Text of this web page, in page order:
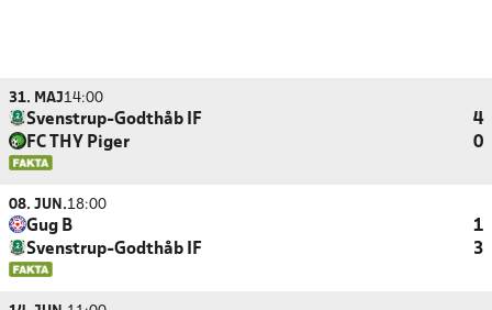
31. MAJ14:00
Svenstrup-Godthåb IF
4
FC THY Piger
0
08. JUN.18:00
Gug B
1
Svenstrup-Godthåb IF
3